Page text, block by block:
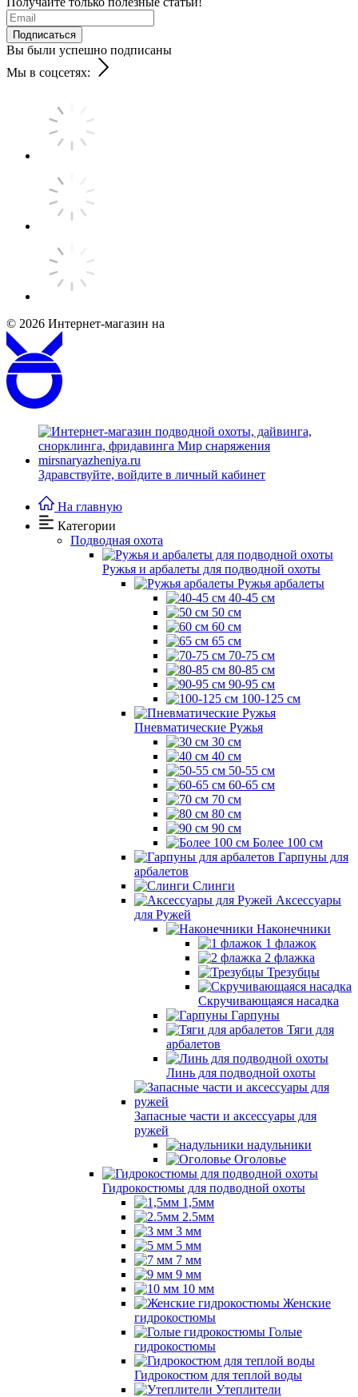
Подписаться
Вы были успешно подписаны
Мы в соцсетях:
© 2026 Интернет-магазин на
Здравствуйте, войдите в личный кабинет
На главную
Категории
Подводная охота
Ружья и арбалеты для подводной охоты
Ружья арбалеты
40-45 см
50 см
60 см
65 см
70-75 см
80-85 см
90-95 см
100-125 см
Пневматические Ружья
30 см
40 см
50-55 см
60-65 см
70 см
80 см
90 см
Более 100 см
Гарпуны для
арбалетов
Слинги
Аксессуары
для Ружей
Наконечники
1 флажок
2 флажка
Трезубцы
Скручивающаяся насадка
Гарпуны
Тяги для
арбалетов
Линь для подводной охоты
Запасные части и аксессуары для
ружей
надульники
Оголовье
Гидрокостюмы для подводной охоты
1,5мм
2.5мм
3 мм
5 мм
7 мм
9 мм
10 мм
Женские
гидрокостюмы
Голые
гидрокостюмы
Гидрокостюм для теплой воды
Утеплители